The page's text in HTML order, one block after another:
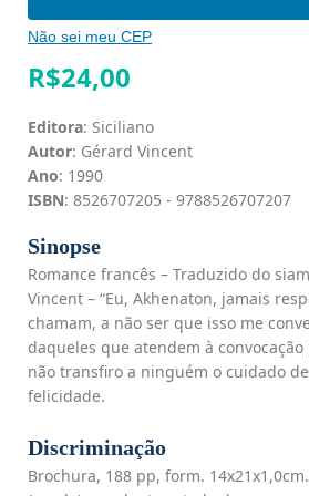
Não sei meu CEP
R$24,00
Editora: Siciliano
Autor: Gérard Vincent
Ano: 1990
ISBN: 8526707205 - 9788526707207
Sinopse
Romance francês – Traduzido do
Vincent – “Eu, Akhenaton, jamais
chamam, a não ser que isso me
daqueles que atendem à
não transfiro a ninguém o cuidado
felicidade.
Discriminação
Brochura, 188 pp, form.